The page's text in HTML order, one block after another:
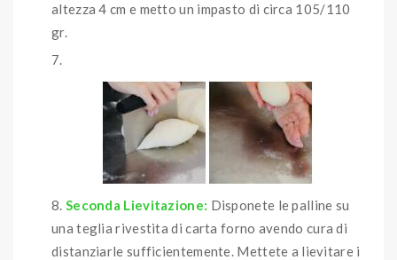
altezza 4 cm e metto un impasto di circa 105/110
gr.
Seconda Lievitazione: Disponete le palline su
una teglia rivestita di carta forno avendo cura di
distanziarle sufficientemente. Mettete a lievitare i